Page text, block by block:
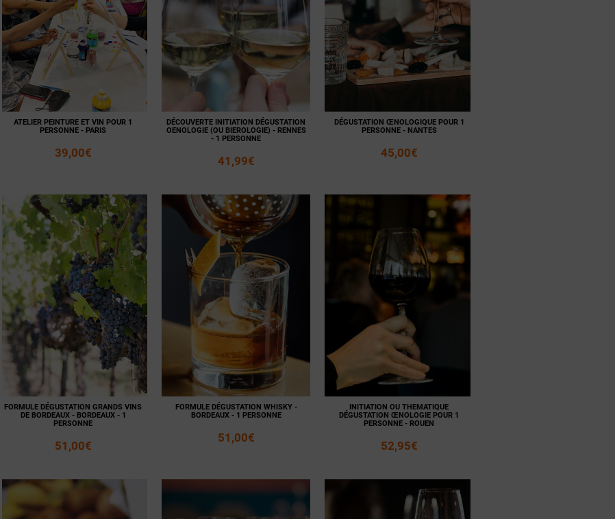
ATELIER PEINTURE ET VIN POUR 1
PERSONNE - PARIS
39,00€
Voir la
fiche
Ajouter
au panier
DÉCOUVERTE INITIATION DÉGUSTATION
OENOLOGIE (OU BIEROLOGIE) - RENNES
- 1 PERSONNE
41,99€
Voir la
fiche
Ajouter
au panier
DÉGUSTATION ŒNOLOGIQUE POUR 1
PERSONNE - NANTES
45,00€
Ajouter
au panier
FORMULE DÉGUSTATION GRANDS VINS
DE BORDEAUX - BORDEAUX - 1
PERSONNE
51,00€
Voir la
fiche
Ajouter
au panier
FORMULE DÉGUSTATION WHISKY -
BORDEAUX - 1 PERSONNE
51,00€
INITIATION OU THEMATIQUE
DÉGUSTATION ŒNOLOGIE POUR 1
PERSONNE - ROUEN
52,95€
Ajouter
au panier